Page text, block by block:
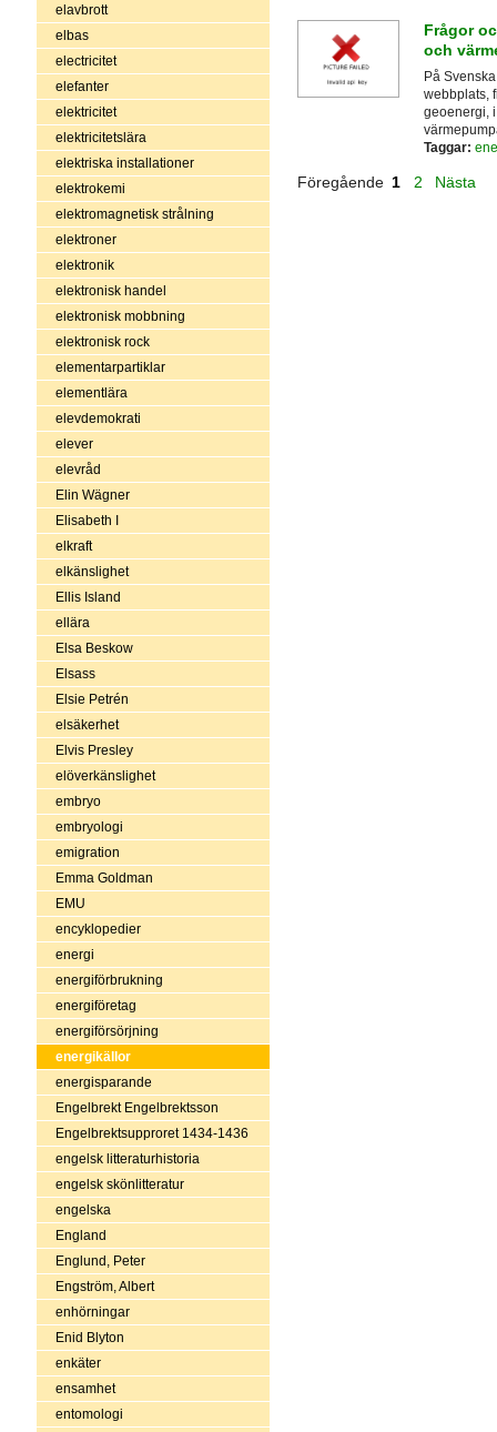
elavbrott
elbas
electricitet
elefanter
elektricitet
elektricitetslära
elektriska installationer
elektrokemi
elektromagnetisk strålning
elektroner
elektronik
elektronisk handel
elektronisk mobbning
elektronisk rock
elementarpartiklar
elementlära
elevdemokrati
elever
elevråd
Elin Wägner
Elisabeth I
elkraft
elkänslighet
Ellis Island
ellära
Elsa Beskow
Elsass
Elsie Petrén
elsäkerhet
Elvis Presley
elöverkänslighet
embryo
embryologi
emigration
Emma Goldman
EMU
encyklopedier
energi
energiförbrukning
energiföretag
energiförsörjning
energikällor
energisparande
Engelbrekt Engelbrektsson
Engelbrektsupproret 1434-1436
engelsk litteraturhistoria
engelsk skönlitteratur
engelska
England
Englund, Peter
Engström, Albert
enhörningar
Enid Blyton
enkäter
ensamhet
entomologi
Frågor
och
På
webbplats,
geoenergi,
Taggar:
Föregående 1 2 Nästa